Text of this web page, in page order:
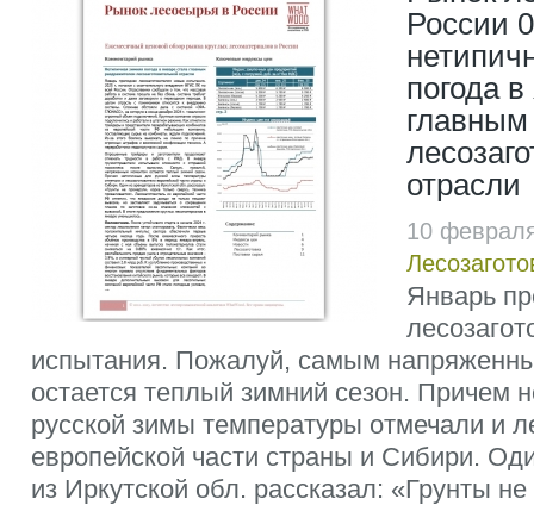
России
погода
отрасли
10
Январь
испытания. Пожалуй, самым
остается теплый зимний сезон. Причем
русской зимы температуры отмечали и
европейской части страны и Сибири.
из Иркутской обл. рассказал: «Грунты